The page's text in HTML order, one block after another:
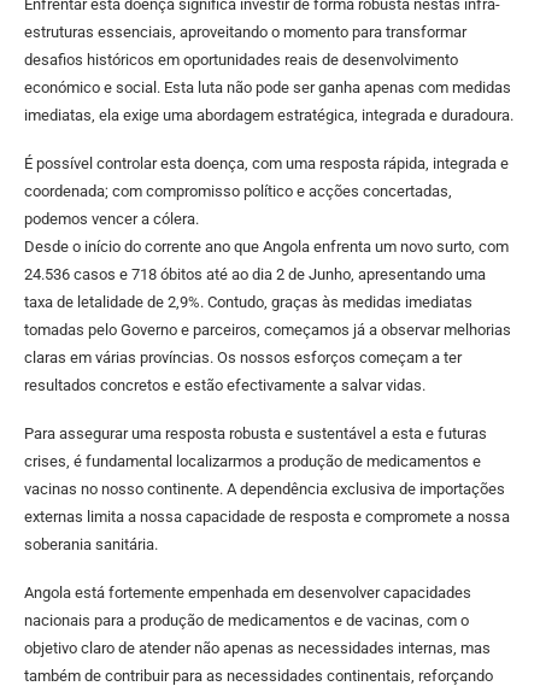
Enfrentar esta doença significa investir de forma robusta nestas infra-
estruturas essenciais, aproveitando o momento para transformar
desafios históricos em oportunidades reais de desenvolvimento
económico e social. Esta luta não pode ser ganha apenas com medidas
imediatas, ela exige uma abordagem estratégica, integrada e duradoura.
É possível controlar esta doença, com uma resposta rápida, integrada e
coordenada; com compromisso político e acções concertadas,
podemos vencer a cólera.
Desde o início do corrente ano que Angola enfrenta um novo surto, com
24.536 casos e 718 óbitos até ao dia 2 de Junho, apresentando uma
taxa de letalidade de 2,9%. Contudo, graças às medidas imediatas
tomadas pelo Governo e parceiros, começamos já a observar melhorias
claras em várias províncias. Os nossos esforços começam a ter
resultados concretos e estão efectivamente a salvar vidas.
Para assegurar uma resposta robusta e sustentável a esta e futuras
crises, é fundamental localizarmos a produção de medicamentos e
vacinas no nosso continente. A dependência exclusiva de importações
externas limita a nossa capacidade de resposta e compromete a nossa
soberania sanitária.
Angola está fortemente empenhada em desenvolver capacidades
nacionais para a produção de medicamentos e de vacinas, com o
objetivo claro de atender não apenas as necessidades internas, mas
também de contribuir para as necessidades continentais, reforçando